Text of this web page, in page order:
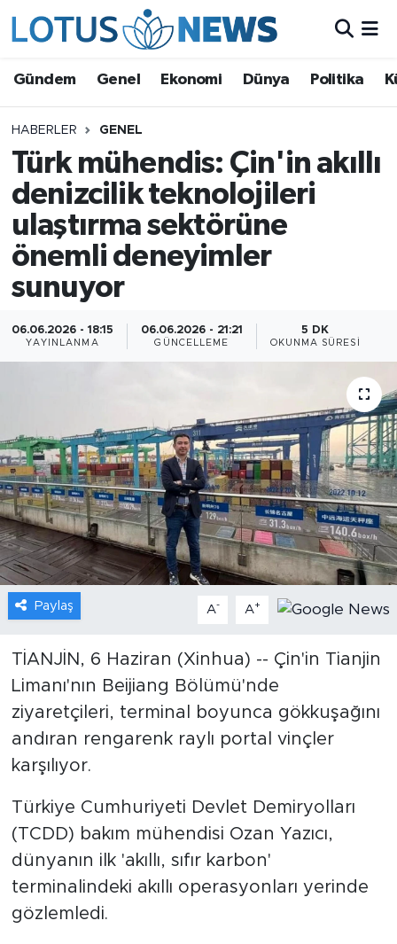
Gündem Genel Ekonomi Dünya Politika
HABERLER GENEL
Türk mühendis: Çin'in akıllı
denizcilik teknolojileri
ulaştırma sektörüne
önemli deneyimler
sunuyor
06.06.2026 - 18:15
YAYINLANMA
06.06.2026 - 21:21
GÜNCELLEME
5 DK
OKUNMA SÜRESI
Paylaş A- A+
TİANJİN, 6 Haziran (Xinhua) -- Çin'in Tianjin
Limanı'nın Beijiang Bölümü'nde
ziyaretçileri, terminal boyunca gökkuşağını
andıran rengarenk raylı portal vinçler
karşılıyor.
Türkiye Cumhuriyeti Devlet Demiryolları
(TCDD) bakım mühendisi Ozan Yazıcı,
dünyanın ilk 'akıllı, sıfır karbon'
terminalindeki akıllı operasyonları yerinde
gözlemledi.
Ekonomi
Dünya
Politika
Kültür - Sanat ve Tarih
Yaşam
Bilim ve Teknoloji
Gündem
Video
Sağlık
Foto Haber
Xinhua
Xinhua Türkiye